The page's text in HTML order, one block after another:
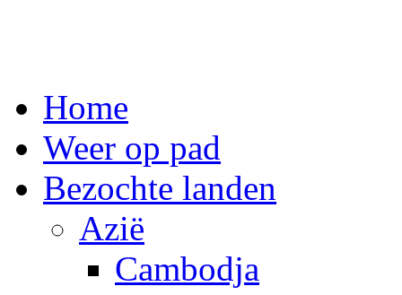
naar
inhoudHome
Weer op pad
Bezochte landen
Azië
Cambodja